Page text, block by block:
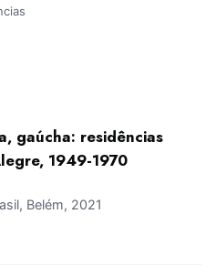
gaúcha: residências
1949-1970
Belém, 2021